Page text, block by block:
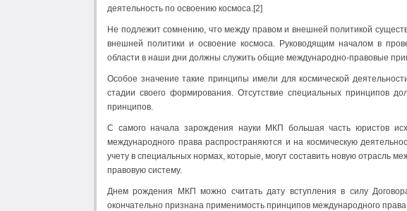
деятельность по освоению космоса.[2]
Не подлежит сомнению, что между правом и внешней политикой
внешней политики и освоение космоса. Руководящим началом в
области в наши дни должны служить общие международно-правовые
Особое значение такие принципы имели для космической
стадии своего формирования. Отсутствие специальных принципов
принципов.
С самого начала зарождения науки МКП большая часть юристов
международного права распространяются и на космическую
учету в специальных нормах, которые, могут составить новую отрасль
правовую систему.
Днем рождения МКП можно считать дату вступления в силу
окончательно признана применимость принципов международного